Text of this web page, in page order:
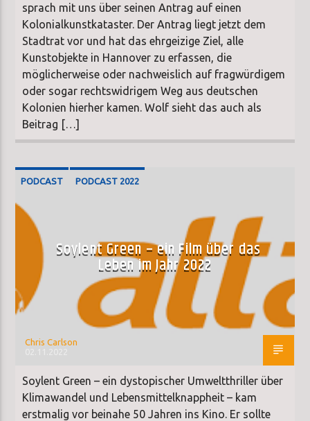
sprach mit uns über seinen Antrag auf einen
Kolonialkunstkataster. Der Antrag liegt jetzt dem
Stadtrat vor und hat das ehrgeizige Ziel, alle
Kunstobjekte in Hannover zu erfassen, die
möglicherweise oder nachweislich auf fragwürdigem
oder sogar rechtswidrigem Weg aus deutschen
Kolonien hierher kamen. Wolf sieht das auch als
Beitrag […]
PODCAST PODCAST 2022
Soylent Green – ein Film über das
Leben im Jahr 2022
Chris Carlson
Soylent Green – ein dystopischer Umweltthriller über
Klimawandel und Lebensmittelknappheit – kam
erstmalig vor beinahe 50 Jahren ins Kino. Er sollte